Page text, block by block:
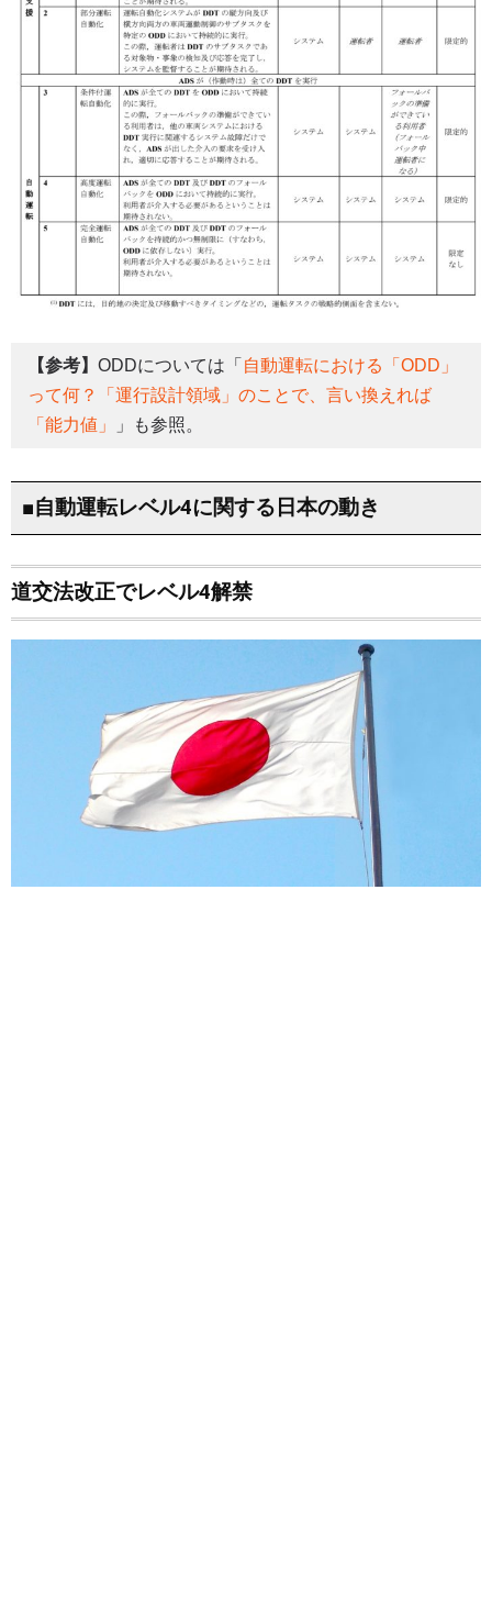
【参考】 ODDについては「 自動運転における「ODD」
って何？「運行設計領域」のことで、言い換えれば
「能力値」
」も参照。
■自動運転レベル4に関する日本の動き
道交法改正でレベル4解禁